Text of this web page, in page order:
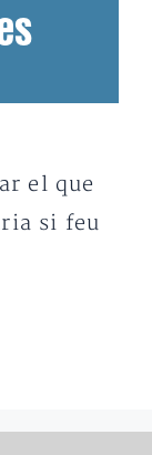
el que
si feu